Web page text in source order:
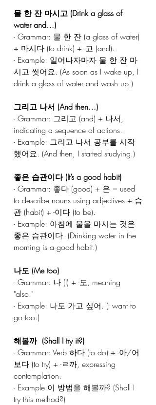
물 한 잔 마시고 (Drink a glass of
water and…)
- Grammar: 물 한 잔 (a glass of water)
+ 마시다 (to drink) + -고 (and).
- Example: 일어나자마자 물 한 잔 마
시고 씻어요. (As soon as I wake up, I
drink a glass of water and wash up.)
그리고 나서 (And then…)
- Grammar: 그리고 (and) + 나서,
indicating a sequence of actions.
- Example: 그리고 나서 공부를 시작
했어요. (And then, I started studying.)
좋은 습관이다 (It’s a good habit)
- Grammar: 좋다 (good) + 은 = used
to describe nouns using adjectives + 습
관 (habit) + -이다 (to be).
- Example: 아침에 물을 마시는 것은
좋은 습관이다. (Drinking water in the
morning is a good habit.)
나도 (Me too)
- Grammar: 나 (I) + -도, meaning
"also."
- Example: 나도 가고 싶어. (I want to
go too.)
해볼까  (Shall I try it?)
- Grammar: Verb 하다 (to do) + -아/어
보다 (to try) + -ㄹ까, expressing
contemplation.
- Example:이 방법을 해볼까? (Shall I
try this method?)